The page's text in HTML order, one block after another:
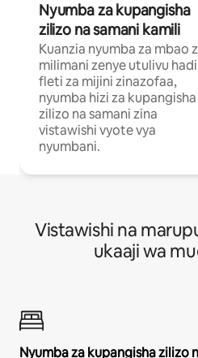
Nyumba za kupangisha
zilizo na samani kamili
Kuanzia nyumba za mbao
milimani zenye utulivu hadi
fleti za mijini zinazofaa,
nyumba hizi za kupangisha
zilizo na samani zina
vistawishi vyote vya
nyumbani.
Vistawishi na
ukaaji wa
Nyumba za kupangisha zilizo